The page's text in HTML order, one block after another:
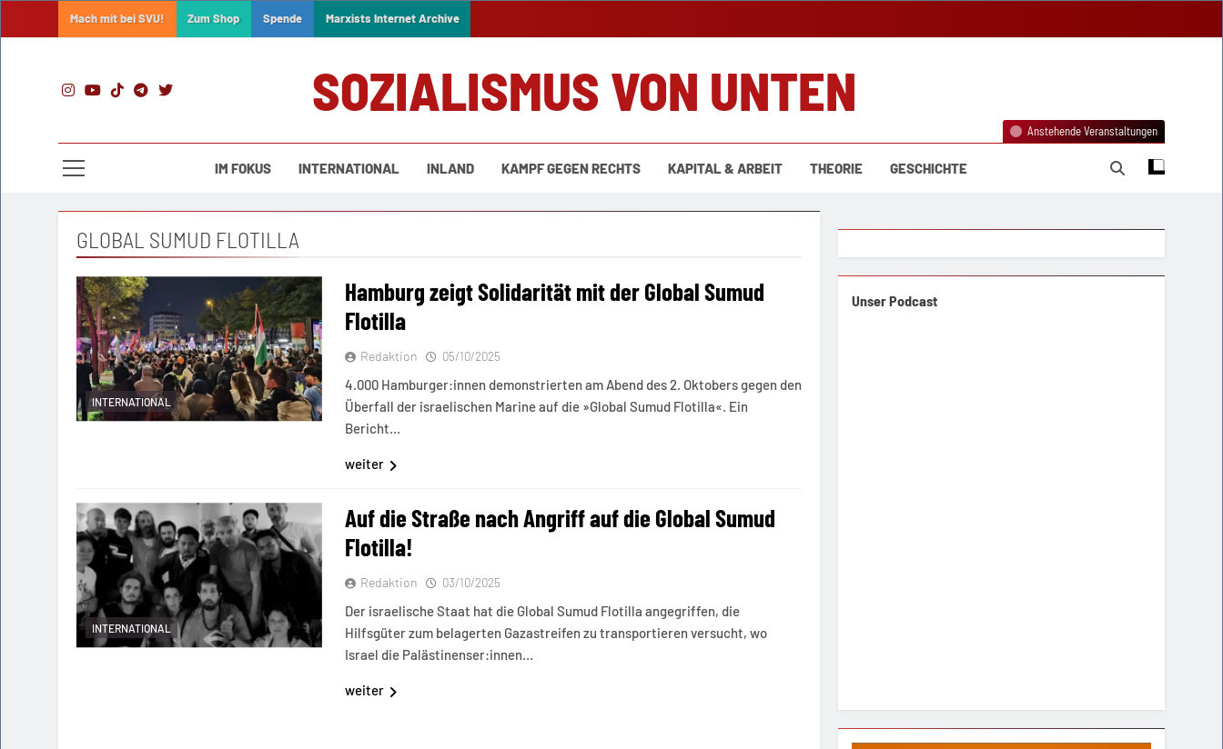
Mach mit bei SVU! Zum Shop Spende Marxists Internet Archive
SOZIALISMUS VON UNTEN
IM FOKUS INTERNATIONAL INLAND KAMPF GEGEN RECHTS KAPITAL & ARBEIT THEORIE GESCHICHTE
Anstehende Veranstaltungen
GLOBAL SUMUD FLOTILLA
INTERNATIONAL
Hamburg zeigt Solidarität mit der Global Sumud
Flotilla
Redaktion 05/10/2025
4.000 Hamburger:innen demonstrierten am Abend des 2. Oktobers gegen den
Überfall der israelischen Marine auf die »Global Sumud Flotilla«. Ein
Bericht…
weiter
INTERNATIONAL
Auf die Straße nach Angriff auf die Global Sumud
Flotilla!
Redaktion 03/10/2025
Der israelische Staat hat die Global Sumud Flotilla angegriffen, die
Hilfsgüter zum belagerten Gazastreifen zu transportieren versucht, wo
Israel die Palästinenser:innen…
weiter
Unser Podcast